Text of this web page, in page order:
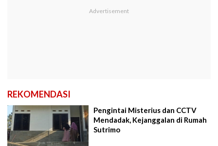
REKOMENDASI
Pengintai Misterius dan CCTV
Mendadak, Kejanggalan di Rumah
Sutrimo